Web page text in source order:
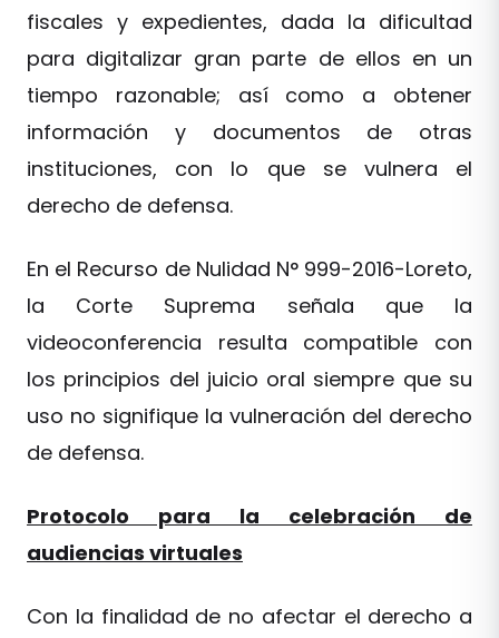
fiscales y expedientes, dada la dificultad
para digitalizar gran parte de ellos en un
tiempo razonable; así como a obtener
información y documentos de otras
instituciones, con lo que se vulnera el
derecho de defensa.
En el Recurso de Nulidad N° 999-2016-Loreto,
la Corte Suprema señala que la
videoconferencia resulta compatible con
los principios del juicio oral siempre que su
uso no signifique la vulneración del derecho
de defensa.
Protocolo para la celebración de
audiencias virtuales
Con la finalidad de no afectar el derecho a